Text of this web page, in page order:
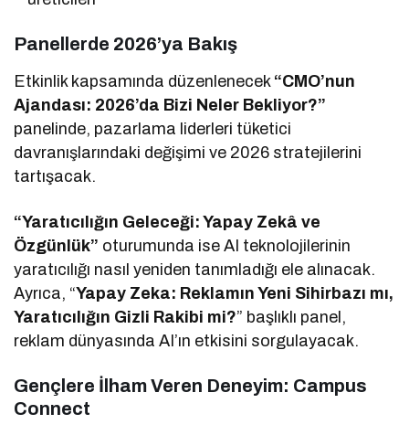
Panellerde 2026’ya Bakış
Etkinlik kapsamında düzenlenecek “CMO’nun
Ajandası: 2026’da Bizi Neler Bekliyor?”
panelinde, pazarlama liderleri tüketici
davranışlarındaki değişimi ve 2026 stratejilerini
tartışacak.
“Yaratıcılığın Geleceği: Yapay Zekâ ve
Özgünlük” oturumunda ise AI teknolojilerinin
yaratıcılığı nasıl yeniden tanımladığı ele alınacak.
Ayrıca, “Yapay Zeka: Reklamın Yeni Sihirbazı mı,
Yaratıcılığın Gizli Rakibi mi?” başlıklı panel,
reklam dünyasında AI’ın etkisini sorgulayacak.
Gençlere İlham Veren Deneyim: Campus
Connect